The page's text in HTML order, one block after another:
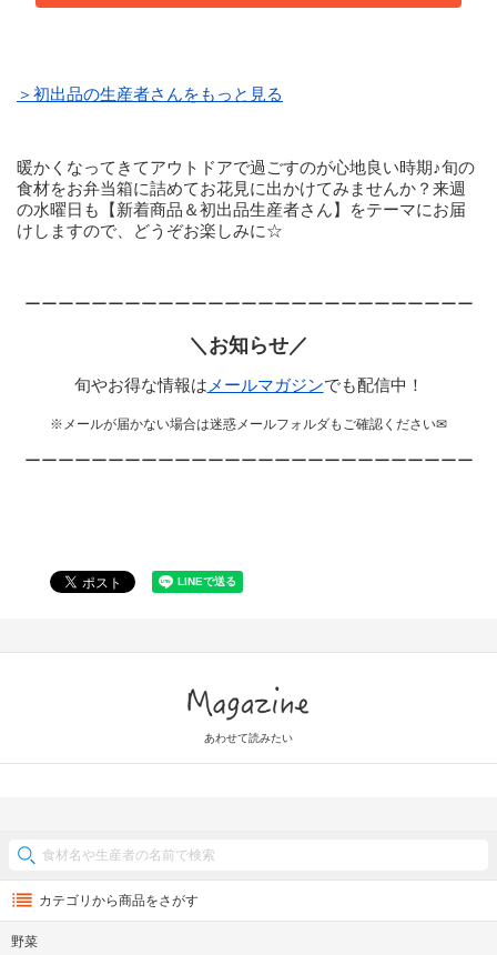
＞初出品の生産者さんをもっと見る
暖かくなってきてアウトドアで過ごすのが心地良い時期♪旬の
食材をお弁当箱に詰めてお花見に出かけてみませんか？来週
の水曜日も【新着商品＆初出品生産者さん】をテーマにお届
けしますので、どうぞお楽しみに☆
ーーーーーーーーーーーーーーーーーーーーーーーーーーー
＼お知らせ／
旬やお得な情報は メールマガジンでも配信中！
※メールが届かない場合は迷惑メールフォルダもご確認ください✉
ーーーーーーーーーーーーーーーーーーーーーーーーーーー
あわせて読みたい
カテゴリから商品をさがす
野菜